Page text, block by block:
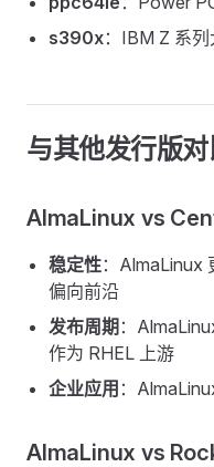
s390x：IBM Z 系
与其他发行版
AlmaLinux vs
稳定性：AlmaLinux
偏向前沿
发布周期 ：
作为 RHEL 上游
企业应用 ：
AlmaLinux vs